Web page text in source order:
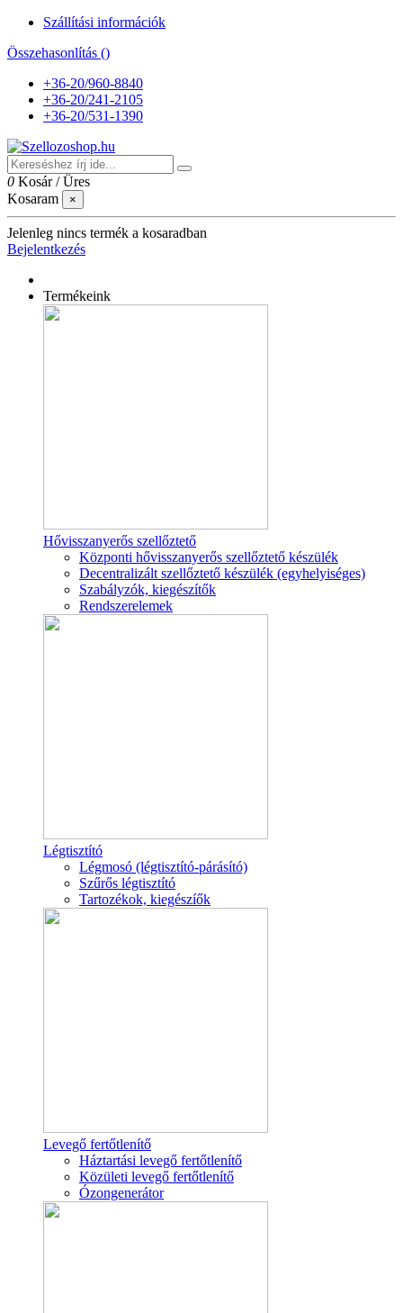
Szállítási információk
Összehasonlítás ()
+36-20/960-8840
+36-20/241-2105
+36-20/531-1390
0 Kosár /Üres
Kosaram
×
Jelenleg nincs termék a kosaradban
Bejelentkezés
Termékeink
Hővisszanyerős szellőztető
Központi hővisszanyerős szellőztető készülék
Decentralizált szellőztető készülék (egyhelyiséges)
Szabályzók, kiegészítők
Rendszerelemek
Légtisztító
Légmosó (légtisztító-párásító)
Szűrős légtisztító
Tartozékok, kiegészíők
Levegő fertőtlenítő
Háztartási levegő fertőtlenítő
Közületi levegő fertőtlenítő
Ózongenerátor